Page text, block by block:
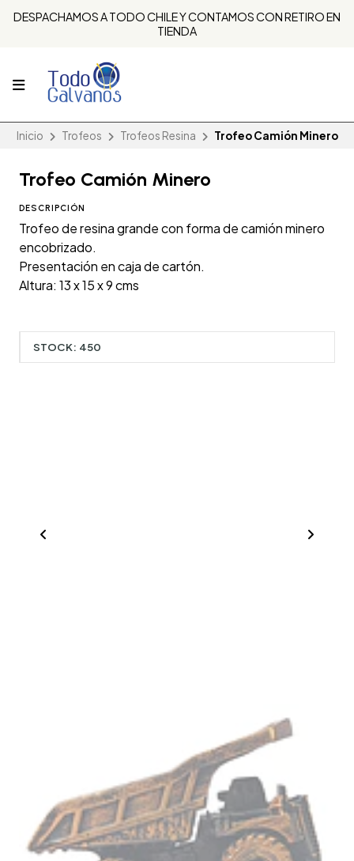
DESPACHAMOS A TODO CHILE Y CONTAMOS CON RETIRO EN
TIENDA
Inicio Trofeos Trofeos Resina Trofeo Camión Minero
Trofeo Camión Minero
DESCRIPCIÓN
Trofeo de resina grande con forma de camión minero
encobrizado.
Presentación en caja de cartón.
Altura: 13 x 15 x 9 cms
STOCK: 450